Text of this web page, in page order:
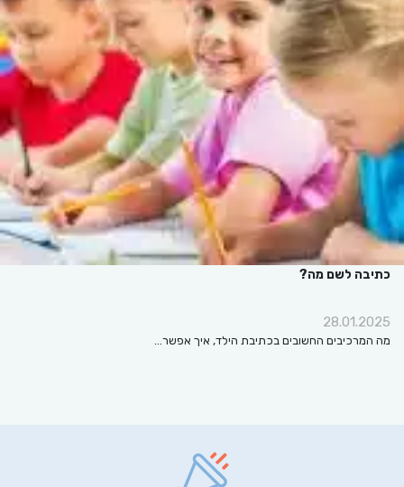
כתיבה לשם מה?
28.01.2025
מה המרכיבים החשובים בכתיבת הילד, איך אפשר…